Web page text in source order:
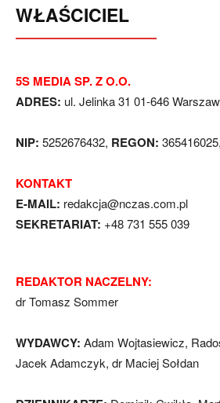
WŁAŚCICIEL
5S MEDIA SP. Z O.O.
ADRES: ul. Jelinka 31 01-646
NIP: 5252676432, REGON: 365416025,
KONTAKT
E-MAIL: redakcja@nczas.com.pl
SEKRETARIAT: +48 731 555 039
REDAKTOR NACZELNY:
dr Tomasz Sommer
WYDAWCY: Adam Wojtasiewicz,
Jacek Adamczyk, dr Maciej Sołdan